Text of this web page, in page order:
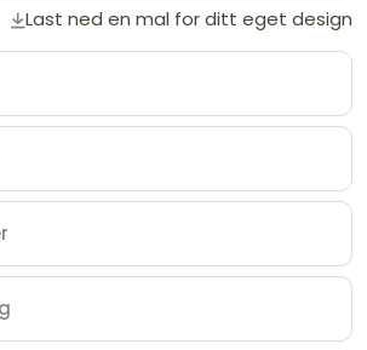
Last ned en mal for ditt eget design